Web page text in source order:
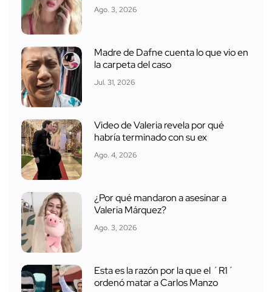
Ago. 3, 2026
Madre de Dafne cuenta lo que vio en
la carpeta del caso
Jul. 31, 2026
Video de Valeria revela por qué
habría terminado con su ex
Ago. 4, 2026
¿Por qué mandaron a asesinar a
Valeria Márquez?
Ago. 3, 2026
Esta es la razón por la que el ´R1´
ordenó matar a Carlos Manzo